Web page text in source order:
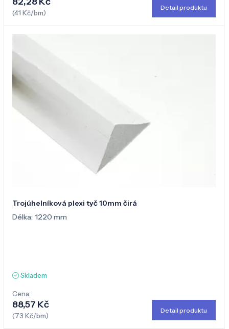
(41 Kč/bm)
Detail produktu
Trojúhelníková plexi tyč 10mm čirá
Délka: 1220 mm
Skladem
Cena:
88,57 Kč
(73 Kč/bm)
Detail produktu